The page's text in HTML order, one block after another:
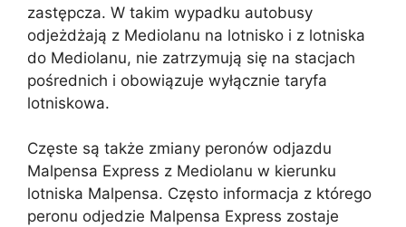
zastępcza. W takim wypadku autobusy
odjeżdżają z Mediolanu na lotnisko i z lotniska
do Mediolanu, nie zatrzymują się na stacjach
pośrednich i obowiązuje wyłącznie taryfa
lotniskowa.
Częste są także zmiany peronów odjazdu
Malpensa Express z Mediolanu w kierunku
lotniska Malpensa. Często informacja z którego
peronu odjedzie Malpensa Express zostaje